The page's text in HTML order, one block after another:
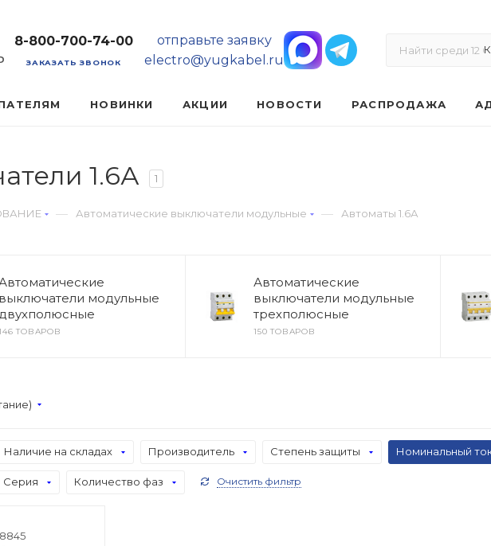
8-800-700-74-00
ЗАКАЗАТЬ ЗВОНОК
отправьте заявку
electro@yugkabel.ru
НОВИНКИ АКЦИИ НОВОСТИ РАСПРОДАЖА
1.6А 1
— Автоматические выключатели модульные — Автоматы 1.6А
выключатели модульные
ТОВАРОВ
Автоматические
выключатели модульные
трехполюсные
150 ТОВАРОВ
Наличие на складах Производитель Степень защиты Номинальный
Серия Количество фаз Очистить фильтр